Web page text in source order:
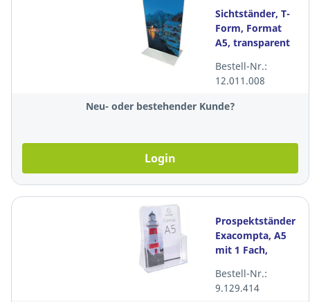
Sichtständer, T-
Form, Format
A5, transparent
Bestell-Nr.:
12.011.008
Neu- oder bestehender Kunde?
Login
Prospektständer
Exacompta, A5
mit 1 Fach,
Bestell-Nr.:
9.129.414